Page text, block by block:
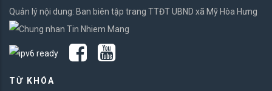
Quản lý nội dung: Ban biên tập trang TTĐT UBND xã Mỹ Hòa Hưng
TỪ KHÓA